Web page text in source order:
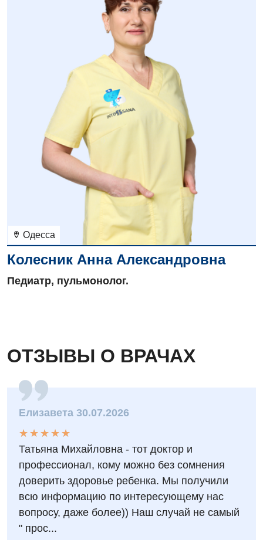
Одесса
Колесник Анна Александровна
Педиатр, пульмонолог.
ОТЗЫВЫ О ВРАЧАХ
Елизавета 30.07.2026
★
★
★
★
★
★ ★ ★ ★ ★
Татьяна Михайловна - тот доктор и
профессионал, кому можно без сомнения
доверить здоровье ребенка. Мы получили
всю информацию по интересующему нас
вопросу, даже более)) Наш случай не самый
" прос...